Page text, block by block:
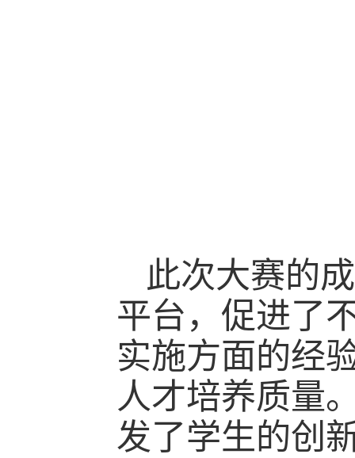
此次大赛的
平台，促进了
实施方面的经
人才培养质量
发了学生的创